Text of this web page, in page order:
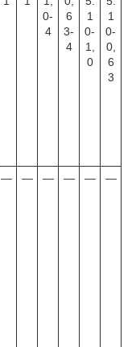
0-
4
6
3-
4
1
0-
1,
0
1
0-
0,
6
3
— — — — — —